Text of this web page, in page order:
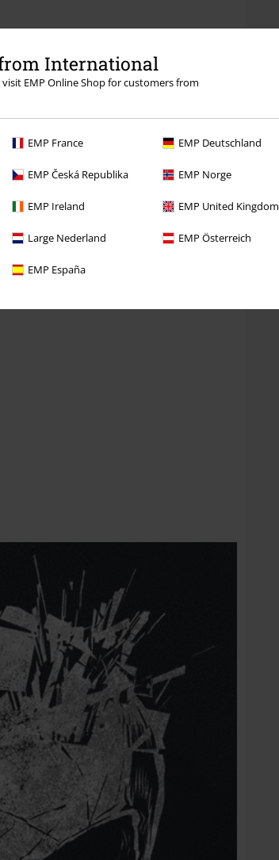
International
visit EMP Online Shop for customers from
EMP France EMP Deutschland
EMP Česká Republika EMP Norge
EMP Ireland EMP United Kingdom
Large Nederland EMP Österreich
EMP España